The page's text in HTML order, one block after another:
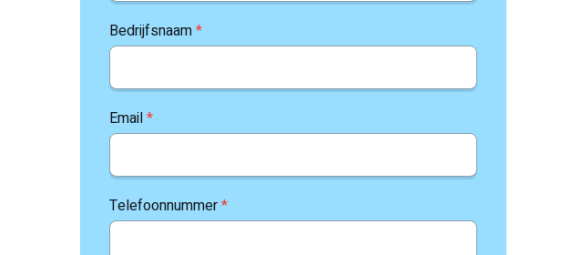
Bedrijfsnaam*
Email*
Telefoonnummer*